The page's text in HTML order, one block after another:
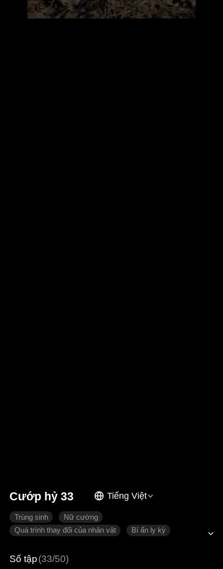
Cướp hỷ 33 Tiếng Việt
Trùng sinh
Nữ cường
Quá trình thay đổi của nhân vật
Bí ẩn ly kỳ
Số tập(33/50)